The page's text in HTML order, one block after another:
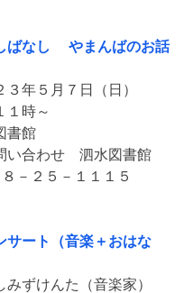
ばなし 　やまんばのお話
３年５月７日（日）
時～
書館
い合わせ　泗水図書館
－２５－１１１５
サート（音楽＋おはな
みずけんた（音楽家）